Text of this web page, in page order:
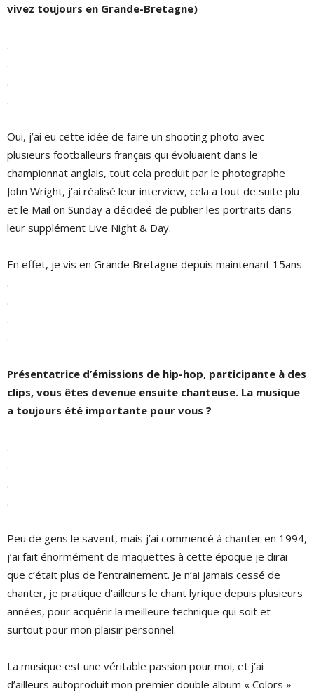
vivez toujours en Grande-Bretagne)
.
.
.
.
Oui, j’ai eu cette idée de faire un shooting photo avec
plusieurs footballeurs français qui évoluaient dans le
championnat anglais, tout cela produit par le photographe
John Wright, j’ai réalisé leur interview, cela a tout de suite plu
et le Mail on Sunday a décideé de publier les portraits dans
leur supplément Live Night & Day.
En effet, je vis en Grande Bretagne depuis maintenant 15ans.
.
.
.
.
Présentatrice d’émissions de hip-hop, participante à des
clips, vous êtes devenue ensuite chanteuse. La musique
a toujours été importante pour vous ?
.
.
.
.
Peu de gens le savent, mais j’ai commencé à chanter en 1994,
j’ai fait énormément de maquettes à cette époque je dirai
que c’était plus de l’entrainement. Je n’ai jamais cessé de
chanter, je pratique d’ailleurs le chant lyrique depuis plusieurs
années, pour acquérir la meilleure technique qui soit et
surtout pour mon plaisir personnel.
La musique est une véritable passion pour moi, et j’ai
d’ailleurs autoproduit mon premier double album « Colors »